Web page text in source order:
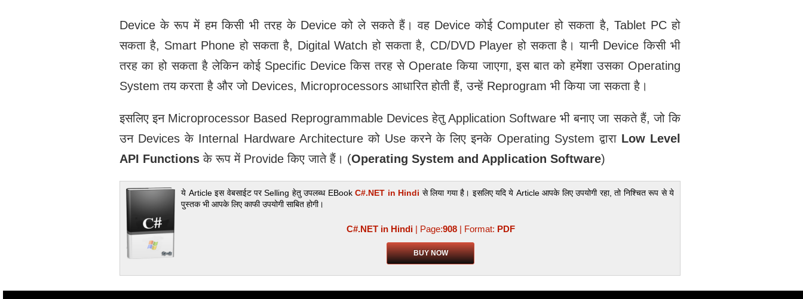
Device के रूप में हम किसी भी तरह के Device को ले सकते हैं। वह Device कोई Computer हो सकता है, Tablet PC हो
सकता है, Smart Phone हो सकता है, Digital Watch हो सकता है, CD/DVD Player हो सकता है। यानी Device किसी भी
तरह का हो सकता है लेकिन कोई Specific Device किस तरह से Operate किया जाएगा, इस बात को हमेंशा उसका Operating
System तय करता है और जो Devices, Microprocessors आधारित होती हैं, उन्हें Reprogram भी किया जा सकता है।
इसलिए इन Microprocessor Based Reprogrammable Devices हेतु Application Software भी बनाए जा सकते हैं, जो कि
उन Devices के Internal Hardware Architecture को Use करने के लिए इनके Operating System द्वारा Low Level
API Functions के रूप में Provide किए जाते हैं। (Operating System and Application Software)
ये Article इस वेबसाईट पर Selling हेतु उपलब्‍ध EBookC#.NET in Hindi से लिया गया है। इसलिए यदि ये Article आपके लिए उपयोगी रहा, तो निश्चित रूप से ये
पुस्तक भी आपके लिए काफी उपयोगी साबित होगी।
C#.NET in Hindi| Page:908| Format: PDF
BUY NOW